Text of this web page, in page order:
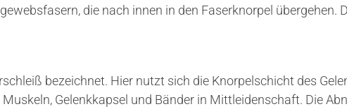
die nach innen in den Faserknorpel übergehen.
bezeichnet. Hier nutzt sich die Knorpelschicht des
Gelenkkapsel und Bänder in Mittleidenschaft. Die